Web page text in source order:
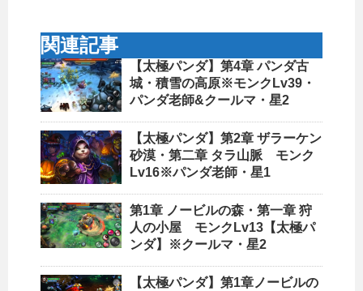
関連記事
【太極パンダ】第4章 パンダ古
城・積雪の高原※モンクLv39・
パンダ老師&クールマ・星2
【太極パンダ】第2章 ザラーケン
砂漠・第二章 タラ山脈 モンク
Lv16※パンダ老師・星1
第1章 ノービルの森・第一章 狩
人の小屋 モンクLv13【太極パ
ンダ】※クールマ・星2
【太極パンダ】第1章ノービルの